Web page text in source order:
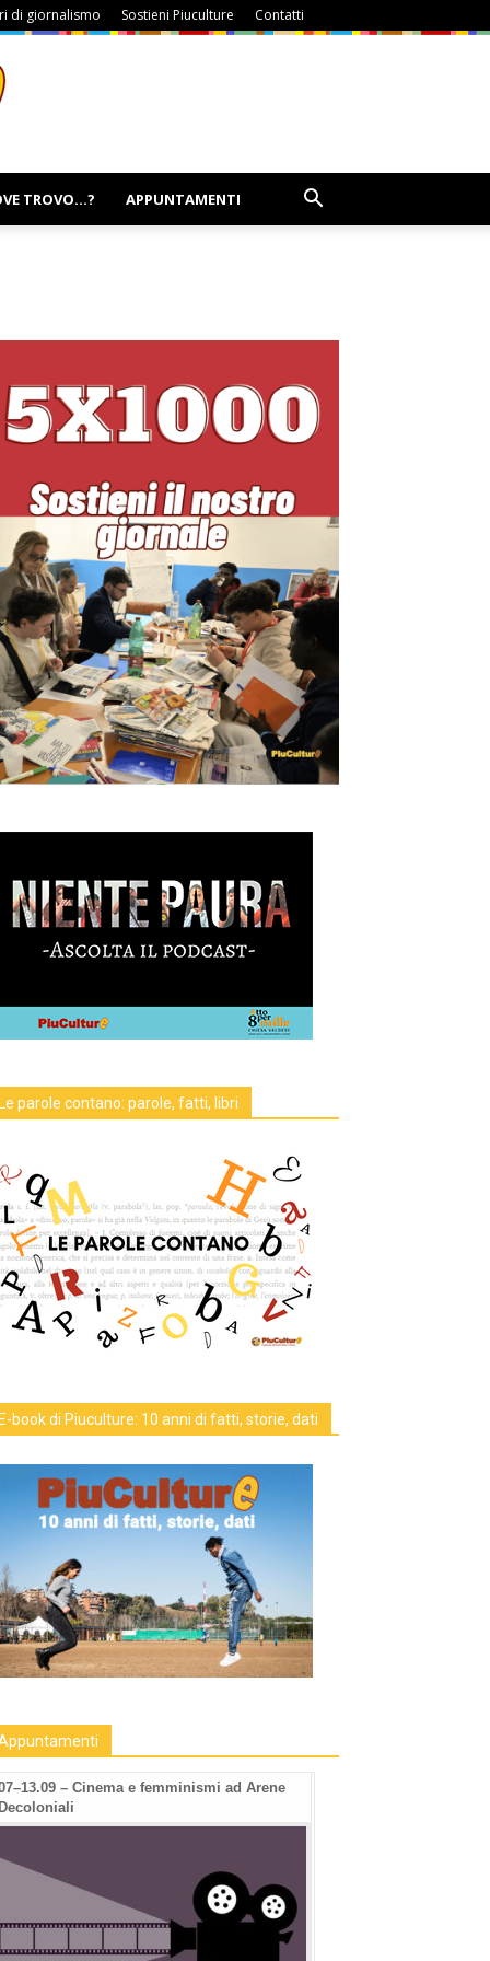
di giornalismo Sostieni Piuculture Contatti
TROVO…? APPUNTAMENTI
parole contano: parole, fatti, libri
book di Piuculture: 10 anni di fatti, storie, dati
– Cinema e femminismi ad Arene